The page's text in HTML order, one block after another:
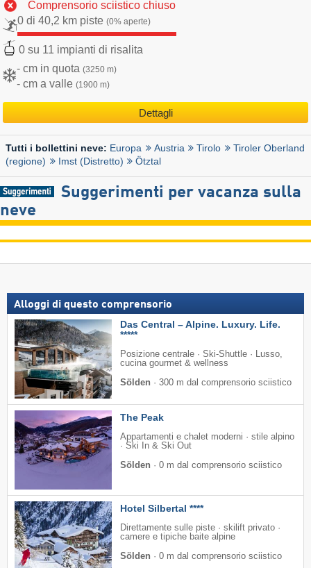
Comprensorio sciistico chiuso
0 di 40,2 km piste (0% aperte)
0 su 11 impianti di risalita
- cm in quota (3250 m)
- cm a valle (1900 m)
Dettagli
Tutti i bollettini neve: Europa Austria Tirolo
Tiroler Oberland
(regione)
Imst (Distretto) Ötztal
Suggerimenti per vacanza sulla
neve
Alloggi di questo comprensorio
Das Central – Alpine. Luxury. Life.
*****
Posizione centrale · Ski-Shuttle · Lusso,
cucina gourmet & wellness
Sölden · 300 m dal comprensorio sciistico
The Peak
Appartamenti e chalet moderni · stile alpino
· Ski In & Ski Out
Sölden · 0 m dal comprensorio sciistico
Hotel Silbertal ****
Direttamente sulle piste · skilift privato ·
camere e tipiche baite alpine
Sölden · 0 m dal comprensorio sciistico